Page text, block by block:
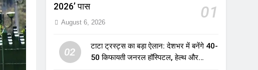
2026’ पास
01
August 6, 2026
02
टाटा ट्रस्ट्स का बड़ा ऐलान: देशभर में बनेंगे 40-
50 किफायती जनरल हॉस्पिटल, हेल्थ और